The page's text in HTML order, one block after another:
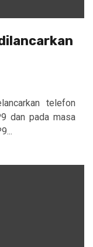
telefon
dan pada masa